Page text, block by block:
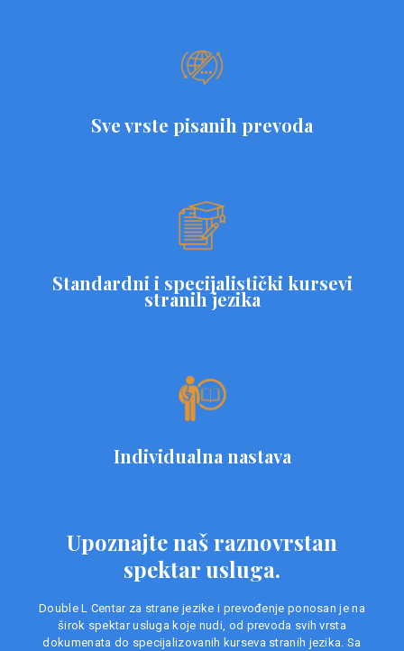
Sve vrste pisanih prevoda
Standardni i specijalistički kursevi
stranih jezika
Individualna nastava
Upoznajte naš raznovrstan
spektar usluga.
Double L Centar za strane jezike i prevođenje ponosan je na
širok spektar usluga koje nudi, od prevoda svih vrsta
dokumenata do specijalizovanih kurseva stranih jezika. Sa